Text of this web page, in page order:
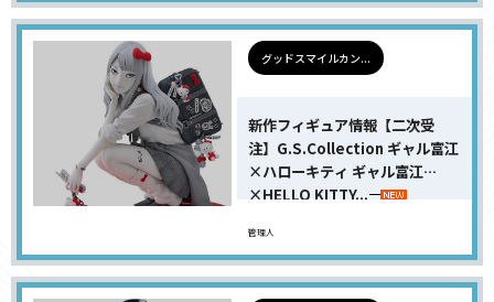
グッドスマイルカン...
新作フィギュア情報【二次受
注】G.S.Collection ギャル富江
×ハローキティ ギャル富江
×HELLO KITTY...
管理人